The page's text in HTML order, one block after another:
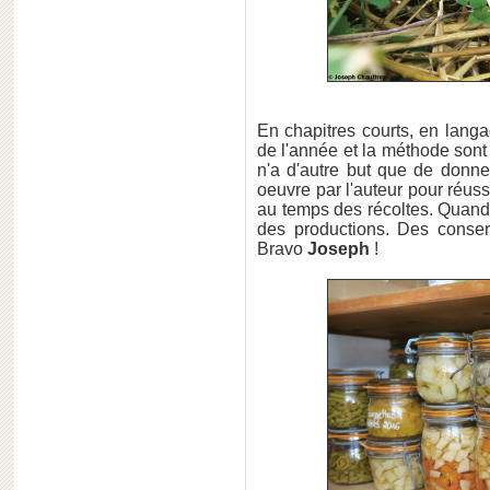
En chapitres courts, en
de l'année et la méthode
n'a d'autre but que de
oeuvre par l'auteur pour
au temps des récoltes.
des productions. Des
Bravo Joseph !